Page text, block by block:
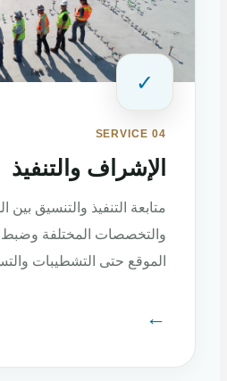
✓
SERVICE 04
الإشراف والتنفيذ
متابعة التنفيذ والتنسيق بين المهندسين
والتخصصات المختلفة وضبط مستوى
الموقع حتى التشطيبات والتسليم.